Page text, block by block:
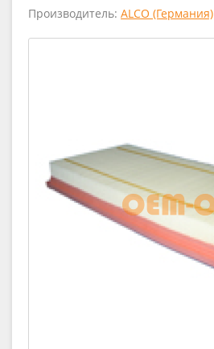
Производитель: ALCO (Германия)